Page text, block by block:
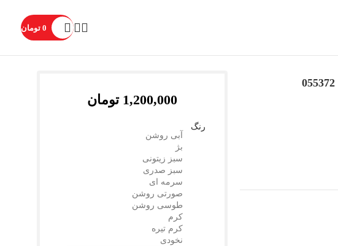
0 تومان
1,200,000 تومان
رنگ
آبی روشن
بژ
سبز زیتونی
سبز صدری
سرمه ای
صورتی روشن
طوسی روشن
کرم
کرم تیره
نخودی